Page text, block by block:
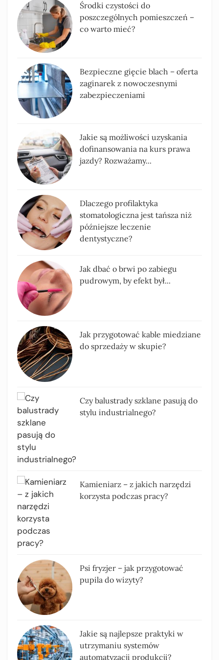
Środki czystości do
poszczególnych pomieszczeń –
co warto mieć?
Bezpieczne gięcie blach – oferta
zaginarek z nowoczesnymi
zabezpieczeniami
Jakie są możliwości uzyskania
dofinansowania na kurs prawa
jazdy? Rozważamy...
Dlaczego profilaktyka
stomatologiczna jest tańsza niż
późniejsze leczenie
dentystyczne?
Jak dbać o brwi po zabiegu
pudrowym, by efekt był...
Jak przygotować kable miedziane
do sprzedaży w skupie?
Czy balustrady szklane pasują do
stylu industrialnego?
Kamieniarz – z jakich narzędzi
korzysta podczas pracy?
Psi fryzjer – jak przygotować
pupila do wizyty?
Jakie są najlepsze praktyki w
utrzymaniu systemów
automatyzacji produkcji?